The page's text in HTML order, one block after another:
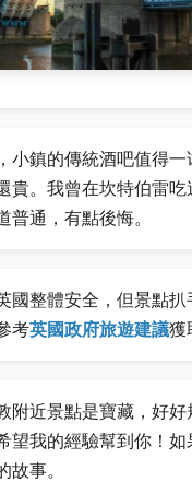
小鎮的傳統酒吧值得
貴。我曾在坎特伯雷
普通，有點後悔。
國整體安全，但景點
考英國政府旅遊建議獲
附近景點是寶藏，好
望我的經驗幫到你！如
故事。